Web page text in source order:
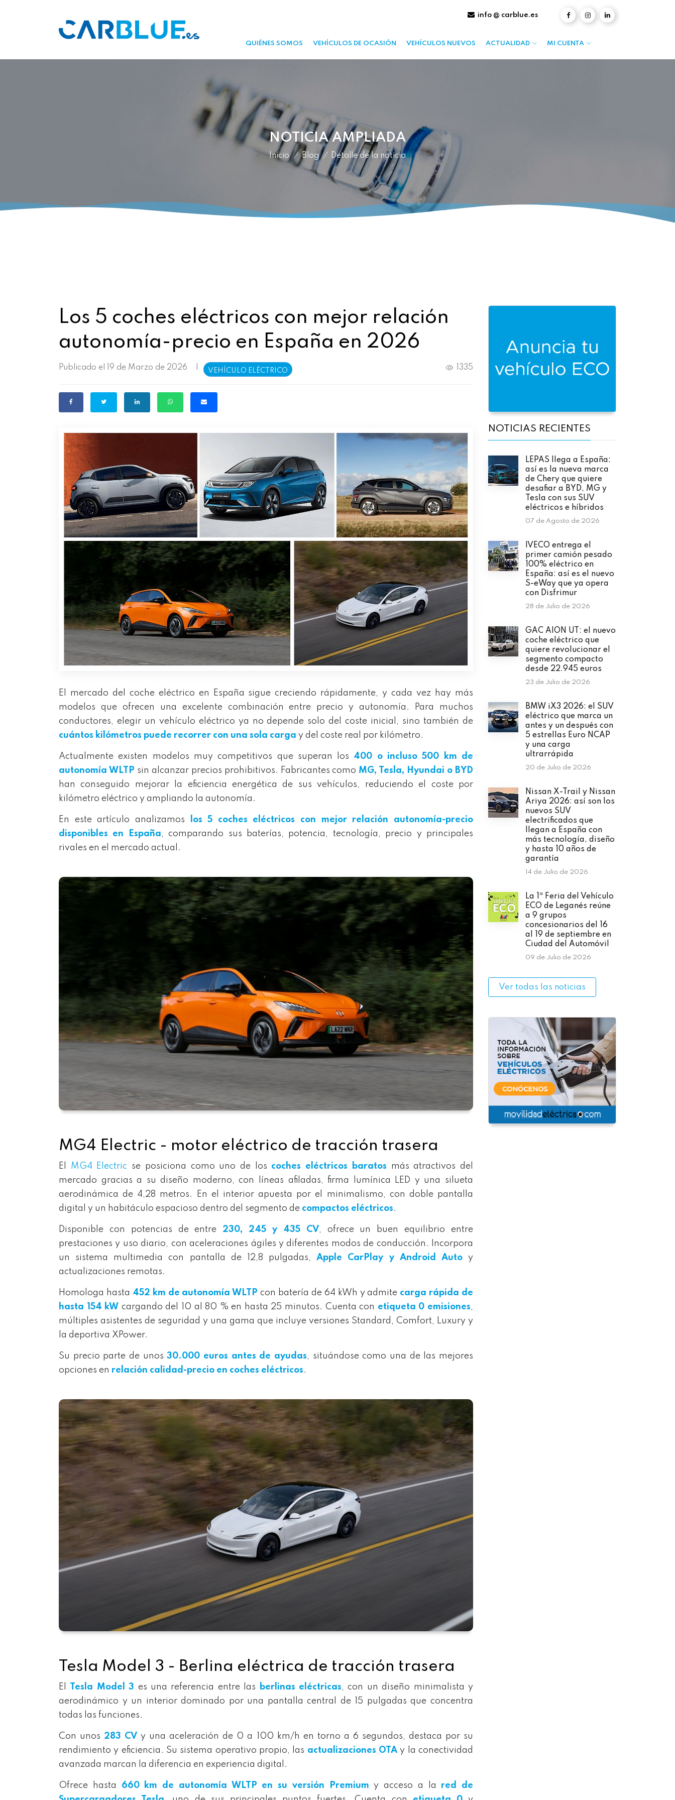
info @ carblue.es
QUIÉNES SOMOS VEHÍCULOS DE OCASIÓN VEHÍCULOS NUEVOS ACTUALIDAD MI CUENTA
NOTICIA AMPLIADA
Inicio / Blog / Detalle de la noticia
Los 5 coches eléctricos con mejor relación
autonomía-precio en España en 2026
Publicado el 19 de Marzo de 2026 VEHÍCULO ELÉCTRICO 1335
El mercado del coche eléctrico en España sigue creciendo rápidamente, y cada vez hay más
modelos que ofrecen una excelente combinación entre precio y autonomía. Para muchos
conductores, elegir un vehículo eléctrico ya no depende solo del coste inicial, sino también de
cuántos kilómetros puede recorrer con una sola carga y del coste real por kilómetro.
Actualmente existen modelos muy competitivos que superan los 400 o incluso 500 km de
autonomía WLTP sin alcanzar precios prohibitivos. Fabricantes como MG, Tesla, Hyundai o BYD
han conseguido mejorar la eficiencia energética de sus vehículos, reduciendo el coste por
kilómetro eléctrico y ampliando la autonomía.
En este artículo analizamos
los 5 coches eléctricos con mejor relación autonomía-precio
disponibles en España, comparando sus baterías, potencia, tecnología, precio y principales
rivales en el mercado actual.
MG4 Electric - motor eléctrico de tracción trasera
El MG4 Electric se posiciona como uno de los coches eléctricos baratos más atractivos del
mercado gracias a su diseño moderno, con líneas afiladas, firma lumínica LED y una silueta
aerodinámica de 4,28 metros. En el interior apuesta por el minimalismo, con doble pantalla
digital y un habitáculo espacioso dentro del segmento de compactos eléctricos.
Disponible con potencias de entre 230, 245 y 435 CV, ofrece un buen equilibrio entre
prestaciones y uso diario, con aceleraciones ágiles y diferentes modos de conducción. Incorpora
un sistema multimedia con pantalla de 12,8 pulgadas,Apple CarPlay y Android Autoy
actualizaciones remotas.
Homologa hasta 452 km de autonomía WLTP con batería de 64 kWh y admite carga rápida de
hasta 154 kW cargando del 10 al 80 % en hasta 25 minutos. Cuenta con etiqueta 0 emisiones,
múltiples asistentes de seguridad y una gama que incluye versiones Standard, Comfort, Luxury y
la deportiva XPower.
Su precio parte de unos30.000 euros antes de ayudas, situándose como una de las mejores
opciones en relación calidad-precio en coches eléctricos.
Tesla Model 3 - Berlina eléctrica de tracción trasera
El Tesla Model 3 es una referencia entre las berlinas eléctricas, con un diseño minimalista y
aerodinámico y un interior dominado por una pantalla central de 15 pulgadas que concentra
todas las funciones.
Con unos 283 CV y una aceleración de 0 a 100 km/h en torno a 6 segundos, destaca por su
rendimiento y eficiencia. Su sistema operativo propio, las actualizaciones OTA y la conectividad
avanzada marcan la diferencia en experiencia digital.
Ofrece hasta 660 km de autonomía WLTP en su versión Premium y acceso a la red de
NOTICIAS RECIENTES
LEPAS llega a España:
así es la nueva marca
de Chery que quiere
desafiar a BYD, MG y
Tesla con sus SUV
eléctricos e híbridos
07 de Agosto de 2026
IVECO entrega el
primer camión pesado
100% eléctrico en
España: así es el nuevo
S-eWay que ya opera
con Disfrimur
28 de Julio de 2026
GAC AION UT: el nuevo
coche eléctrico que
quiere revolucionar el
segmento compacto
desde 22.945 euros
23 de Julio de 2026
BMW iX3 2026: el SUV
eléctrico que marca un
antes y un después con
5 estrellas Euro NCAP
y una carga
ultrarrápida
20 de Julio de 2026
Nissan X-Trail y Nissan
Ariya 2026: así son los
nuevos SUV
electrificados que
llegan a España con
más tecnología, diseño
y hasta 10 años de
garantía
14 de Julio de 2026
La 1ª Feria del Vehículo
ECO de Leganés reúne
a 9 grupos
concesionarios del 16
al 19 de septiembre en
Ciudad del Automóvil
09 de Julio de 2026
Ver todas las noticias